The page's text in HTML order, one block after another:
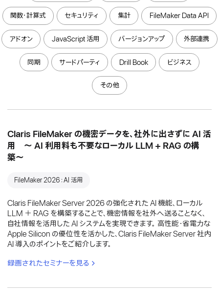
関数・計算式 セキュリティ 集計 FileMaker Data API
アドオン JavaScript 活用 バージョンアップ 外部連携
同期 サードパーティ Drill Book ビジネス
その他
Claris FileMaker の機密データを、社外に出さずに AI 活
用 〜 AI 利用料も不要なローカル LLM + RAG の構
築〜
FileMaker 2026：AI 活用
Claris FileMaker Server 2026 の強化された AI 機能、ローカル
LLM ＋ RAG を構築することで、機密情報を社外へ送ることなく、
自社情報を活用した AI システムを実現できます。 高性能・省電力な
Apple Silicon の優位性を活かした、Claris FileMaker Server 社内
AI 導入のポイントをご紹介します。
録画されたセミナーを見る